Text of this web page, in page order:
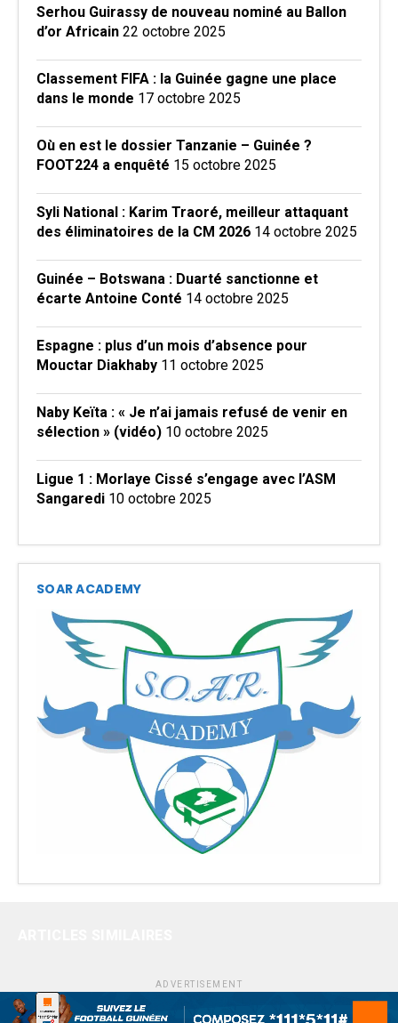
Serhou Guirassy de nouveau nominé au Ballon
d’or Africain 22 octobre 2025
Classement FIFA : la Guinée gagne une place
dans le monde 17 octobre 2025
Où en est le dossier Tanzanie – Guinée ?
FOOT224 a enquêté 15 octobre 2025
Syli National : Karim Traoré, meilleur attaquant
des éliminatoires de la CM 2026 14 octobre 2025
Guinée – Botswana : Duarté sanctionne et
écarte Antoine Conté 14 octobre 2025
Espagne : plus d’un mois d’absence pour
Mouctar Diakhaby 11 octobre 2025
Naby Keïta : « Je n’ai jamais refusé de venir en
sélection » (vidéo) 10 octobre 2025
Ligue 1 : Morlaye Cissé s’engage avec l’ASM
Sangaredi 10 octobre 2025
SOAR ACADEMY
ADVERTISEMENT